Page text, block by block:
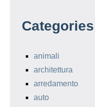
Categories
animali
architettura
arredamento
auto